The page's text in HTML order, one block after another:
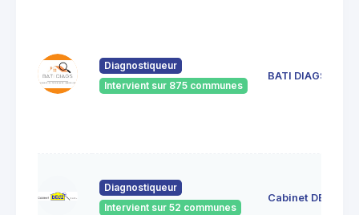
Diagnostiqueur
Intervient sur 875 communes
BATI DIAGS
Diagnostiqueur
Intervient sur 52 communes
Cabinet DECI